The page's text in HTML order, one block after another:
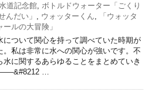
道記念館 ボトルドウォーター「ごくり
んだい」
ウォッターくん
「ウォッタ
ールの大冒険」
について関心を持って調べていた時期が
。私は非常に水への関心が強いです。不
水に関するあらゆることをまとめていき
…